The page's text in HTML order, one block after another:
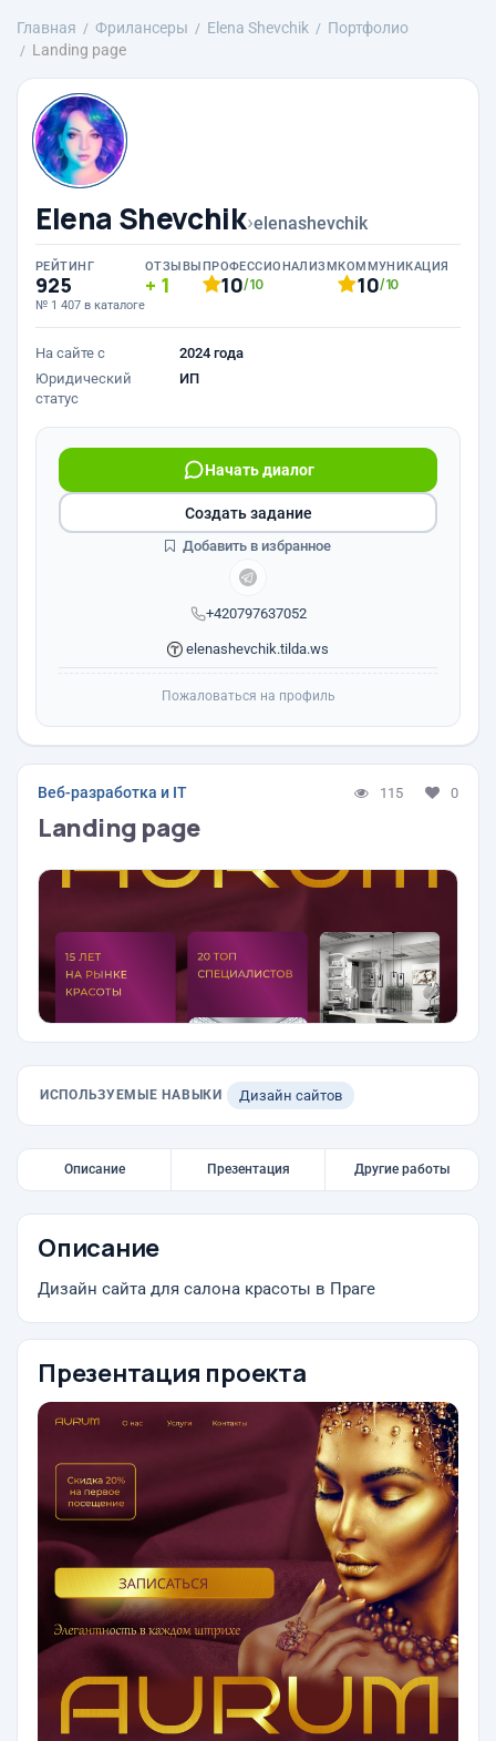
Главная Фрилансеры Elena Shevchik
Портфолио
Landing page
Elena Shevchik›elenashevchik
РЕЙТИНГ
925
№ 1 407 в каталоге
ОТЗЫВЫ
1
ПРОФЕССИОНАЛИЗМ
10/10
КОММУНИКАЦИЯ
10/10
На сайте с
2024 года
Юридический
статус
ИП
+420797637052
Начать диалог
elenashevchik.tilda.ws
Создать задание
Добавить в избранное
Пожаловаться на профиль
Веб-разработка и IT 115 0
Landing page
ИСПОЛЬЗУЕМЫЕ НАВЫКИ Дизайн сайтов
Описание Презентация Другие работы
Описание
Дизайн сайта для салона красоты в Праге
Презентация проекта